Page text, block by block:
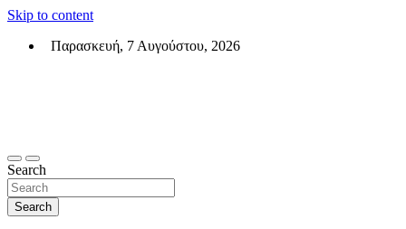
Skip to content
Παρασκευή, 7 Αυγούστου, 2026
Search
Search